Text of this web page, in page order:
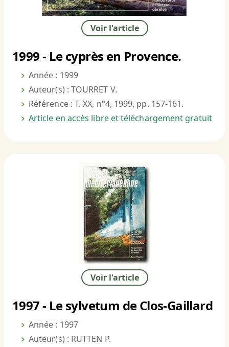
Voir l'article
1999 - Le cyprès en Provence.
Année : 1999
Auteur(s) : TOURRET V.
Référence : T. XX, n°4, 1999, pp. 157-161.
Article en accès libre et téléchargement gratuit
Voir l'article
1997 - Le sylvetum de Clos-Gaillard
Année : 1997
Auteur(s) : RUTTEN P.